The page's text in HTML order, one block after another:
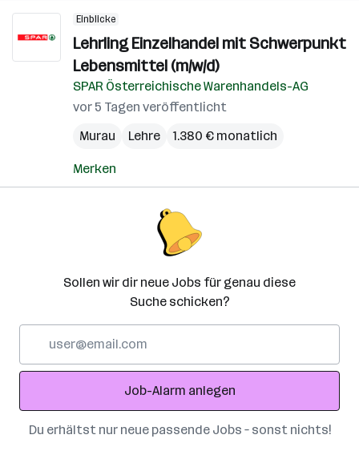
Einblicke
Lehrling Einzelhandel mit Schwerpunkt
Lebensmittel (m/w/d)
SPAR Österreichische Warenhandels-AG
vor 5 Tagen veröffentlicht
Murau
Lehre 1.380 € monatlich
Merken
Sollen wir dir neue Jobs für genau diese
Suche schicken?
Adresse
Job-Alarm anlegen
Du erhältst nur neue passende Jobs – sonst nichts!